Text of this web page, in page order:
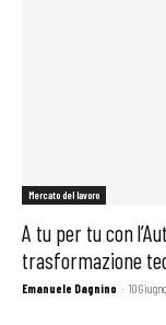
Mercato del lavoro
A tu per tu con
trasformazione
Emanuele Dagnino - 10